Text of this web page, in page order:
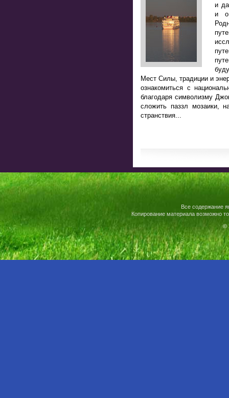
и
и о
Мест Силы, традиции и
ознакомиться с
благодаря символизму
сложить паззл мозаики,
странствия...
Все содержание
Копирование материала возможно
©